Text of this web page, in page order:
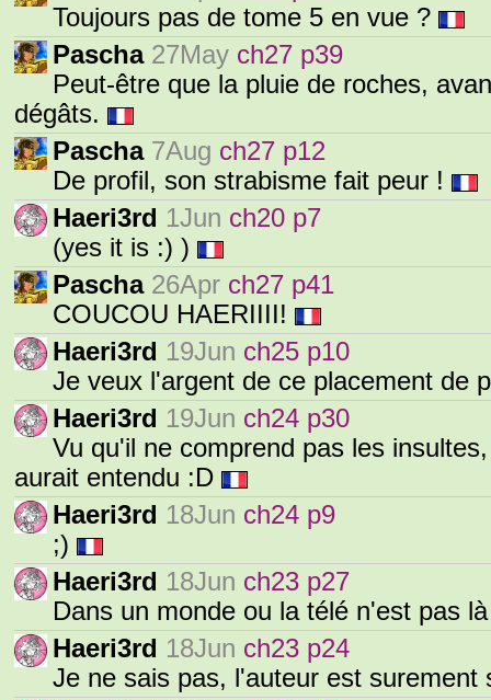
Toujours pas de tome 5 en vue ?
Pascha 27May ch27 p39
Peut-être que la pluie de roches,
dégâts.
Pascha 7Aug ch27 p12
De profil, son strabisme fait peur !
Haeri3rd 1Jun ch20 p7
(yes it is :) )
Pascha 26Apr ch27 p41
COUCOU HAERIIII!
Haeri3rd 19Jun ch25 p10
Je veux l'argent de ce placement de
Haeri3rd 19Jun ch24 p30
Vu qu'il ne comprend pas les
aurait entendu :D
Haeri3rd 18Jun ch24 p9
;)
Haeri3rd 18Jun ch23 p27
Dans un monde ou la télé n'est pas
Haeri3rd 18Jun ch23 p24
Je ne sais pas, l'auteur est